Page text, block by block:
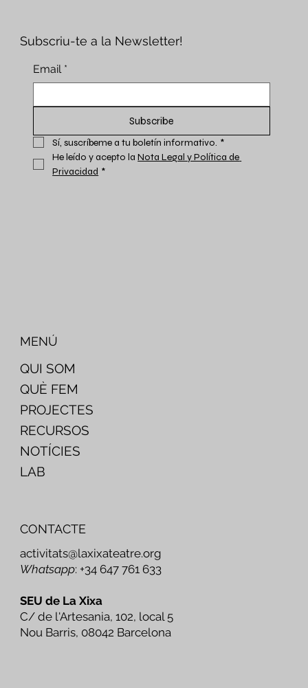
Subscriu-te a la Newsletter!
Email *
Subscribe
Sí, suscríbeme a tu boletín informativo. *
He leído y acepto la Nota Legal y Política de
Privacidad *
QUI SOM
QUÈ FEM
PROJECTES
RECURSOS
NOTÍCIES
LAB
MENÚ
CONTACTE
activitats@laxixateatre.org
Whatsapp: +34 647 761 633
SEU de La Xixa
C/ de l'Artesania, 102, local 5
Nou Barris, 08042 Barcelona